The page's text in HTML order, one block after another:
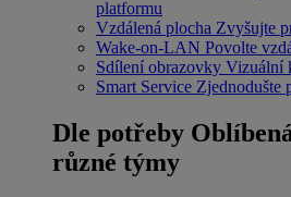
platformu
Vzdálená plocha Zvyšujte
Wake-on-LAN Povolte
Sdílení obrazovky Vizuální
Smart Service Zjednodušte
Dle potřeby
různé týmy